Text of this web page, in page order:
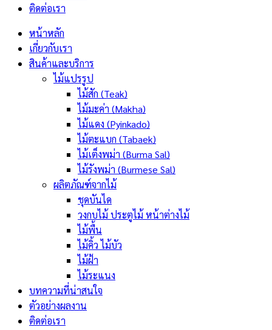
ติดต่อเรา
หน้าหลัก
เกี่ยวกับเรา
สินค้าและบริการ
ไม้แปรรูป
ไม้สัก (Teak)
ไม้มะค่า (Makha)
ไม้แดง (Pyinkado)
ไม้ตะแบก (Tabaek)
ไม้เต็งพม่า (Burma Sal)
ไม้รังพม่า (Burmese Sal)
ผลิตภัณฑ์จากไม้
ชุดบันได
วงกบไม้ ประตูไม้ หน้าต่างไม้
ไม้พื้น
ไม้คิ้ว ไม้บัว
ไม้ฝ้า
ไม้ระแนง
บทความที่น่าสนใจ
ตัวอย่างผลงาน
ติดต่อเรา